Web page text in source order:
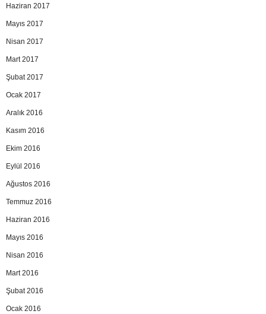
Haziran 2017
Mayıs 2017
Nisan 2017
Mart 2017
Şubat 2017
Ocak 2017
Aralık 2016
Kasım 2016
Ekim 2016
Eylül 2016
Ağustos 2016
Temmuz 2016
Haziran 2016
Mayıs 2016
Nisan 2016
Mart 2016
Şubat 2016
Ocak 2016